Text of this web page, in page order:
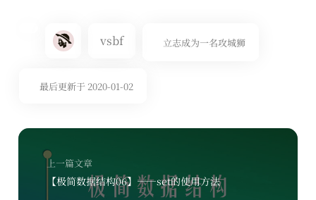
vsbf 立志成为一名攻城狮
最后更新于 2020-01-02
上一篇文章
【极简数据结构06】——set的使用方法